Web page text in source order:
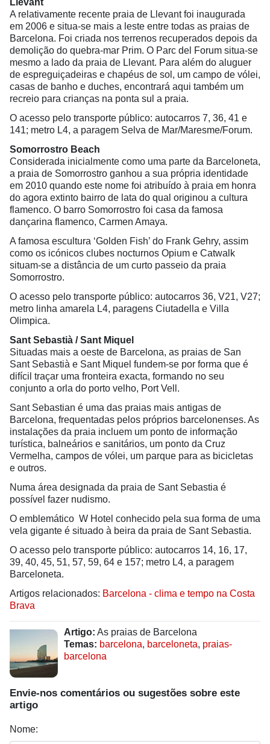
Llevant
A relativamente recente praia de Llevant foi inaugurada
em 2006 e situa-se mais a leste entre todas as praias de
Barcelona. Foi criada nos terrenos recuperados depois da
demolição do quebra-mar Prim. O Parc del Forum situa-se
mesmo a lado da praia de Llevant. Para além do aluguer
de espreguiçadeiras e chapéus de sol, um campo de vólei,
casas de banho e duches, encontrará aqui também um
recreio para crianças na ponta sul a praia.
O acesso pelo transporte público: autocarros 7, 36, 41 e
141; metro L4, a paragem Selva de Mar/Maresme/Forum.
Somorrostro Beach
Considerada inicialmente como uma parte da Barceloneta,
a praia de Somorrostro ganhou a sua própria identidade
em 2010 quando este nome foi atribuído à praia em honra
do agora extinto bairro de lata do qual originou a cultura
flamenco. O barro Somorrostro foi casa da famosa
dançarina flamenco, Carmen Amaya.
A famosa escultura ‘Golden Fish’ do Frank Gehry, assim
como os icónicos clubes nocturnos Opium e Catwalk
situam-se a distância de um curto passeio da praia
Somorrostro.
O acesso pelo transporte público: autocarros 36, V21, V27;
metro linha amarela L4, paragens Ciutadella e Villa
Olimpica.
Sant Sebastià / Sant Miquel
Situadas mais a oeste de Barcelona, as praias de San
Sant Sebastià e Sant Miquel fundem-se por forma que é
difícil traçar uma fronteira exacta, formando no seu
conjunto a orla do porto velho, Port Vell.
Sant Sebastian é uma das praias mais antigas de
Barcelona, frequentadas pelos próprios barcelonenses. As
instalações da praia incluem um ponto de informação
turística, balneários e sanitários, um ponto da Cruz
Vermelha, campos de vólei, um parque para as bicicletas
e outros.
Numa área designada da praia de Sant Sebastia é
possível fazer nudismo.
O emblemático W Hotel conhecido pela sua forma de uma
vela gigante é situado à beira da praia de Sant Sebastia.
O acesso pelo transporte público: autocarros 14, 16, 17,
39, 40, 45, 51, 57, 59, 64 e 157; metro L4, a paragem
Barceloneta.
Artigos relacionados: Barcelona - clima e tempo na Costa
Brava
Artigo: As praias de Barcelona
Temas: barcelona, barceloneta, praias-
barcelona
Envie-nos comentários ou sugestões sobre este
artigo
Nome: